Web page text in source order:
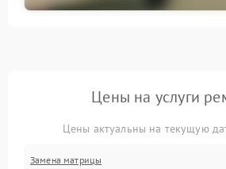
Цены на услуги
Цены актуальны на текущую
Замена матрицы